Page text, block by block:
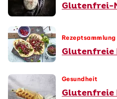
Glutenfrei-
Rezeptsammlung
Glutenfreie
Gesundheit
Glutenfreie